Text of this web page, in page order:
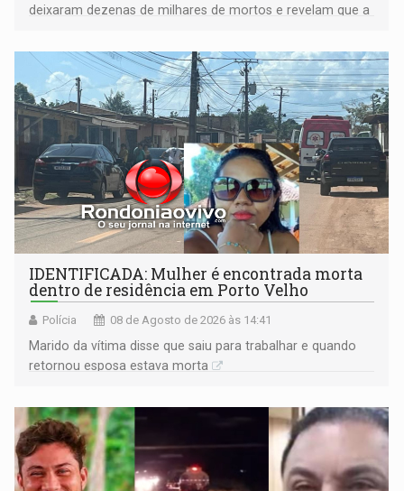
deixaram dezenas de milhares de mortos e revelam que a
territoriais e sociais
IDENTIFICADA: Mulher é encontrada morta
dentro de residência em Porto Velho
Polícia 08 de Agosto de 2026 às 14:41
Marido da vítima disse que saiu para trabalhar e quando
retornou esposa estava morta